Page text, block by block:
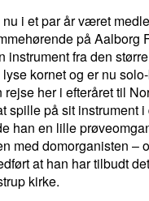
i et par år været
på Aalborg
instrument fra den
kornet og er nu
rejse her i efteråret til
spille på sit instrument
han en lille
med domorganisten –
at han har tilbudt
kirke.